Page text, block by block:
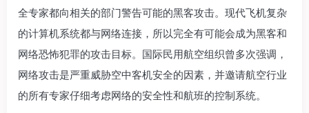
全专家都向相关的部门警告可能的黑客攻击。现代飞机复杂
的计算机系统都与网络连接，所以完全有可能会成为黑客和
网络恐怖犯罪的攻击目标。国际民用航空组织曾多次强调，
网络攻击是严重威胁空中客机安全的因素，并邀请航空行业
的所有专家仔细考虑网络的安全性和航班的控制系统。